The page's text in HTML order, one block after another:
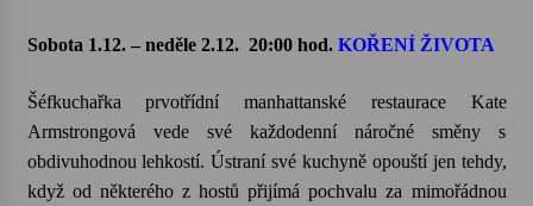
šedesátka: 28. 7.–1. 8. 2026
28. 7. 2026
Letní koncerty ve Stromovce: Kolchoz a
Sobota 1.12. – neděle 2.12. 20:00 hod. KOŘENÍ ŽIVOTA
Šéfkuchařka prvotřídní manhattanské restaurace Kate
Armstrongová vede své každodenní náročné směny s
obdivuhodnou lehkostí. Ústraní své kuchyně opouští jen tehdy,
když od některého z hostů přijímá pochvalu za mimořádnou